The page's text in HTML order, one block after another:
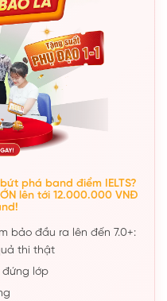
phá band điểm IELTS?
lên tới 12.000.000 VNĐ
bảo đầu ra lên đến 7.0+:
thi thật
đứng lớp